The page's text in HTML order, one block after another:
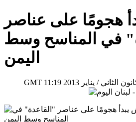
هجومًا على عناصر
في المناسح وسط
اليمن
GMT